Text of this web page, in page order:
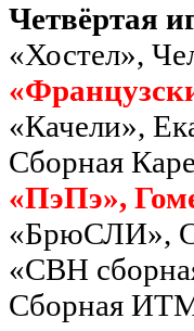
Четвёртая
«Хостел»,
«Качели»,
Сборная
«ПэПэ»,
«БрюСЛИ»,
«СВН
Сборная